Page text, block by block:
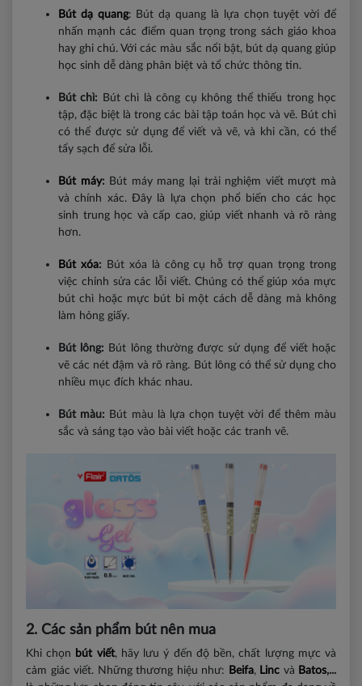
Bút dạ quang: Bút dạ quang là lựa chọn tuyệt vời để
nhấn mạnh các điểm quan trọng trong sách giáo khoa
hay ghi chú. Với các màu sắc nổi bật, bút dạ quang giúp
học sinh dễ dàng phân biệt và tổ chức thông tin.
Bút chì:
Bút chì là công cụ không thể thiếu trong học
tập, đặc biệt là trong các bài tập toán học và vẽ. Bút chì
có thể được sử dụng để viết và vẽ, và khi cần, có thể
tẩy sạch để sửa lỗi.
Bút máy: Bút máy mang lại trải nghiệm viết mượt mà
và chính xác. Đây là lựa chọn phổ biến cho các học
sinh trung học và cấp cao, giúp viết nhanh và rõ ràng
hơn.
Bút xóa:
Bút xóa là công cụ hỗ trợ quan trọng trong
việc chỉnh sửa các lỗi viết. Chúng có thể giúp xóa mực
bút chì hoặc mực bút bi một cách dễ dàng mà không
làm hỏng giấy.
Bút lông: Bút lông thường được sử dụng để viết hoặc
vẽ các nét đậm và rõ ràng. Bút lông có thể sử dụng cho
nhiều mục đích khác nhau.
Bút màu: Bút màu là lựa chọn tuyệt vời để thêm màu
sắc và sáng tạo vào bài viết hoặc các tranh vẽ.
2. Các sản phẩm bút nên mua
Khi chọn bút viết, hãy lưu ý đến độ bền, chất lượng mực và
cảm giác viết. Những thương hiệu như:
Beifa, Linc và Batos,...